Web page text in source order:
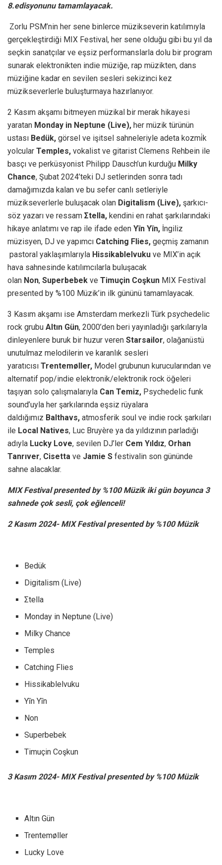
8.edisyonunu tamamlayacak.
Zorlu PSM’nin her sene binlerce müzikseverin katılımıyla
gerçekleştirdiği MIX Festival, her sene olduğu gibi bu yıl da
seçkin sanatçılar ve eşsiz performanslarla dolu bir program
sunarak elektronikten indie müziğe, rap müzikten, dans
müziğine kadar en sevilen sesleri sekizinci kez
müzikseverlerle buluşturmaya hazırlanıyor.
2 Kasım akşamı bitmeyen müzikal bir merak hikayesi
yaratan Monday in Neptune (Live), her müzik türünün
ustası Bedük, görsel ve işitsel sahneleriyle adeta kozmi̇k
yolcular Temples, vokalist ve gitarist Clemens Rehbein ile
basçı ve perküsyonist Philipp Dausch’un kurduğu Milky
Chance, Şubat 2024’teki DJ setlerinden sonra tadı
damağımızda kalan ve bu sefer canlı setleriyle
müzikseverlerle buluşacak olan Digitalism (Live), şarkıcı-
söz yazarı ve ressam Σtella, kendini en rahat şarkılarındaki
hikaye anlatımı ve rap ile ifade eden Yīn Yīn, İngiliz
müzisyen, DJ ve yapımcı Catching Flies, geçmiş zamanın
pastoral yaklaşımlarıyla Hissikablelvuku ve MIX’in açık
hava sahnesinde katılımcılarla buluşacak
olan Non, Superbebek ve Timuçin Coşkun MIX Festival
presented by %100 Müzik’in ilk gününü tamamlayacak.
3 Kasım akşamı ise Amsterdam merkezli Türk psychedelic
rock grubu Altın Gün, 2000’den beri yayınladığı şarkılarıyla
dinleyenlere buruk bir huzur veren Starsailor, olağanüstü
unutulmaz melodilerin ve karanlık sesleri
yaratıcısı Trentemøller, Model grubunun kurucularından ve
alternatif pop/indie elektronik/elektronik rock öğeleri
taşıyan solo çalışmalarıyla Can Temiz, Psychedelic funk
sound’uyla her şarkılarında eşsiz rüyalara
daldığımız Balthavs, atmosferik soul ve indie rock şarkıları
ile Local Natives, Luc Bruyère ya da yıldızının parladığı
adıyla Lucky Love, sevilen DJ’ler Cem Yıldız, Orhan
Tanrıver, Cisetta ve Jamie S festivalin son gününde
sahne alacaklar.
MIX Festival presented by %100 Müzik iki gün boyunca 3
sahnede çok sesli, çok eğlenceli!
2 Kasım 2024- MIX Festival presented by %100 Müzik
Bedük
Digitalism (Live)
Σtella
Monday in Neptune (Live)
Milky Chance
Temples
Catching Flies
Hissikablelvuku
Yīn Yīn
Non
Superbebek
Timuçin Coşkun
3 Kasım 2024- MIX Festival presented by %100 Müzik
Altın Gün
Trentemøller
Lucky Love